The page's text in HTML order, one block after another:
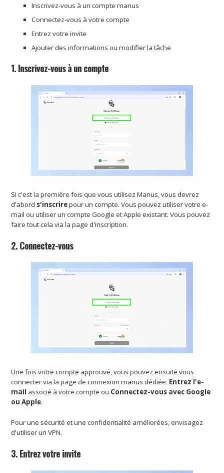
Inscrivez-vous à un compte manus
Connectez-vous à votre compte
Entrez votre invite
Ajouter des informations ou modifier la tâche
1. Inscrivez-vous à un compte
Si c'est la première fois que vous utilisez Manus, vous devrez
d'abord s'inscrirepour un compte. Vous pouvez utiliser votre e-
mail ou utiliser un compte Google et Apple existant. Vous pouvez
faire tout cela via la page d'inscription.
2. Connectez-vous
Une fois votre compte approuvé, vous pouvez ensuite vous
connecter via la page de connexion manus dédiée. Entrez l'e-
mail associé à votre compte ou Connectez-vous avec Google
ou Apple.
Pour une sécurité et une confidentialité améliorées, envisagez
d'utiliser un VPN.
3. Entrez votre invite